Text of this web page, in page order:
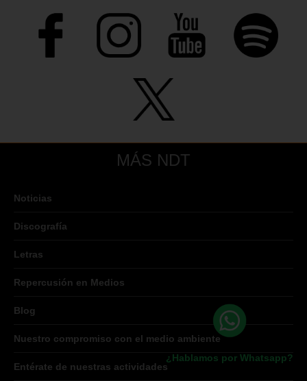
¿Hablamos por Whatsapp?
MÁS NDT
Noticias
Discografía
Letras
Repercusión en Medios
Blog
Nuestro compromiso con el medio ambiente
Entérate de nuestras actividades